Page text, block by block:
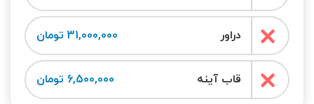
دراور 31,000,000 تومان
قاب آینه 6,500,000 تومان